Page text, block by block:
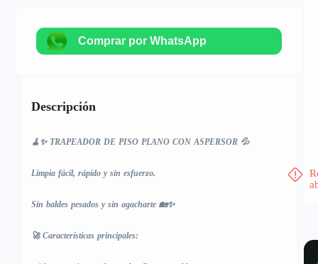
Comprar por WhatsApp
Descripción
🧹✨ TRAPEADOR DE PISO PLANO CON ASPERSOR 💦
Limpia fácil, rápido y sin esfuerzo.
Sin baldes pesados y sin agacharte 🏡✨
🚀 Características principales: